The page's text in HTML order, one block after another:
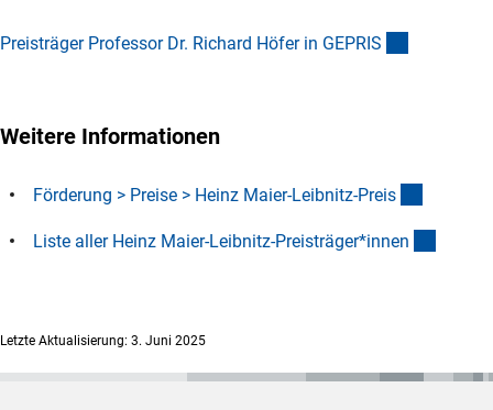
Preisträger Professor Dr. Richard Höfer in GEPRI S
Weitere Informationen
Förderung > Preise > Heinz Maier-Leibnitz-Preis
Liste aller Heinz Maier-Leibnitz-Preisträger*innen
Letzte Aktualisierung: 3. Juni 2025